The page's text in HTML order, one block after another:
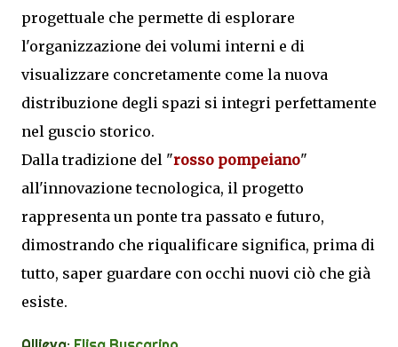
progettuale che permette di esplorare
l'organizzazione dei volumi interni e di
visualizzare concretamente come la nuova
distribuzione degli spazi si integri perfettamente
nel guscio storico.
Dalla tradizione del "rosso pompeiano"
all'innovazione tecnologica, il progetto
rappresenta un ponte tra passato e futuro,
dimostrando che riqualificare significa, prima di
tutto, saper guardare con occhi nuovi ciò che già
esiste.